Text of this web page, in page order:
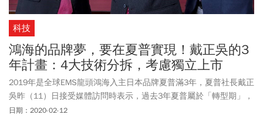
科技
鴻海的品牌夢，要在夏普實現！戴正吳的3
年計畫：4大技術分拆，考慮獨立上市
2019年是全球EMS龍頭鴻海入主日本品牌夏普滿3年，夏普社長戴正
吳昨（11）日接受媒體訪問時表示，過去3年夏普屬於「轉型期」，
今年5月將會提出全新的3年計畫。
日期：2020-02-12